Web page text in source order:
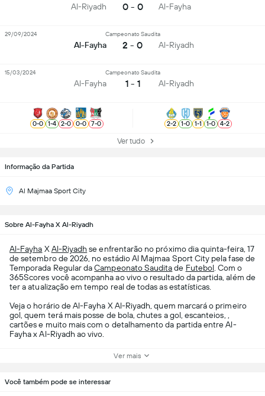
Informação da Partida
Al Majmaa Sport City
Al-Riyadh 0 - 0 Al-Fayha
Al-Fayha
Campeonato Saudita
2 - 0 Al-Riyadh
29/09/2024
Al-Fayha
Campeonato Saudita
1 - 1 Al-Riyadh
15/03/2024
0-0 1-4 2-0 0-0 7-0 2-2 1-0 1-1 1-0 4-2
Ver tudo
Sobre Al-Fayha X Al-Riyadh
Al-Fayha X Al-Riyadh se enfrentarão no próximo dia quinta-feira, 17
de setembro de 2026, no estádio Al Majmaa Sport City pela fase de
Temporada Regular daCampeonato Sauditade Futebol . Com o
365Scores você acompanha ao vivo o resultado da partida, além de
ter a atualização em tempo real de todas as estatísticas.
Veja o horário de Al-Fayha X Al-Riyadh, quem marcará o primeiro
gol, quem terá mais posse de bola, chutes a gol, escanteios, ,
cartões e muito mais com o detalhamento da partida entre Al-
Fayha x Al-Riyadh ao vivo.
Ver mais
Você também pode se interessar